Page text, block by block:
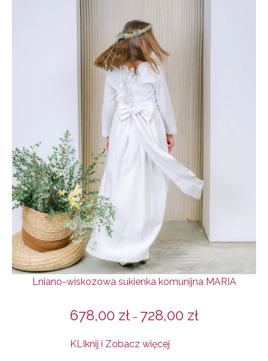
Lniano-wiskozowa sukienka komunijna MARIA
678,00 zł– 728,00 zł
KLIknij i Zobacz więcej